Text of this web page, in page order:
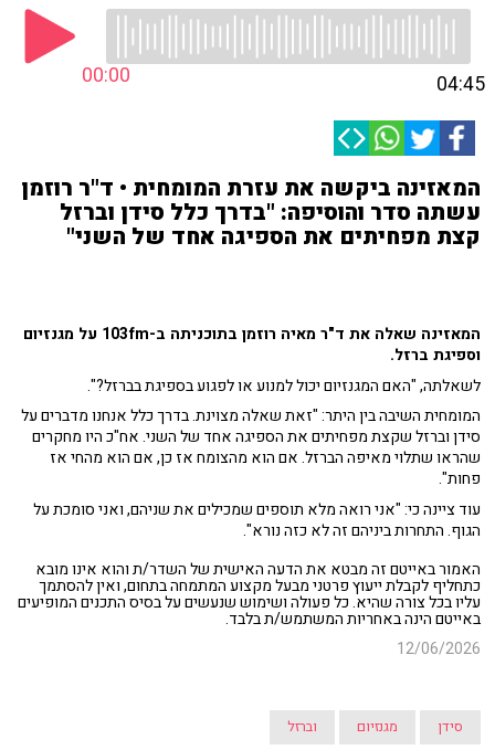
00:00 04:45
המאזינה ביקשה את עזרת המומחית • ד"ר רוזמן
עשתה סדר והוסיפה: "בדרך כלל סידן וברזל
קצת מפחיתים את הספיגה אחד של השני"
המאזינה שאלה את ד"ר מאיה רוזמן בתוכניתה ב-103fm על מגנזיום
וספיגת ברזל.
לשאלתה, "האם המגנזיום יכול למנוע או לפגוע בספיגת בברזל?".
המומחית השיבה בין היתר: "זאת שאלה מצוינת. בדרך כלל אנחנו מדברים על
סידן וברזל שקצת מפחיתים את הספיגה אחד של השני. אח"כ היו מחקרים
שהראו שתלוי מאיפה הברזל. אם הוא מהצומח אז כן, אם הוא מהחי אז
פחות".
עוד ציינה כי: "אני רואה מלא תוספים שמכילים את שניהם, ואני סומכת על
הגוף. התחרות ביניהם זה לא כזה נורא".
האמור באייטם זה מבטא את הדעה האישית של השדר/ת והוא אינו מובא
כתחליף לקבלת ייעוץ פרטני מבעל מקצוע המתמחה בתחום, ואין להסתמך
עליו בכל צורה שהיא. כל פעולה ושימוש שנעשים על בסיס התכנים המופיעים
באייטם הינה באחריות המשתמש/ת בלבד.
12/06/2026
סידן מגנזיום וברזל